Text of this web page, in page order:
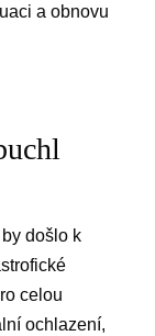
a obnovu
došlo k
celou
ochlazení,